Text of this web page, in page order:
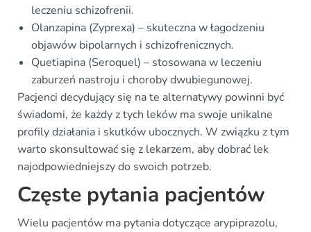
leczeniu schizofrenii.
Olanzapina (Zyprexa) – skuteczna w łagodzeniu
objawów bipolarnych i schizofrenicznych.
Quetiapina (Seroquel) – stosowana w leczeniu
zaburzeń nastroju i choroby dwubiegunowej.
Pacjenci decydujący się na te alternatywy powinni być
świadomi, że każdy z tych leków ma swoje unikalne
profily działania i skutków ubocznych. W związku z tym
warto skonsultować się z lekarzem, aby dobrać lek
najodpowiedniejszy do swoich potrzeb.
Częste pytania pacjentów
Wielu pacjentów ma pytania dotyczące arypiprazolu,